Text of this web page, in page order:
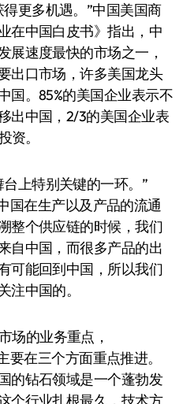
更多机遇。”中国美国商
在中国白皮书》指出，中
展速度最快的市场之一，
出口市场，许多美国龙头
国。85%的美国企业表示不
出中国，2/3的美国企业表
资。
上特别关键的一环。”
国在生产以及产品的流通
整个供应链的时候，我们
自中国，而很多产品的出
可能回到中国，所以我们
注中国的。
场的业务重点，
要在三个方面重点推进。
的钻石领域是一个蓬勃发